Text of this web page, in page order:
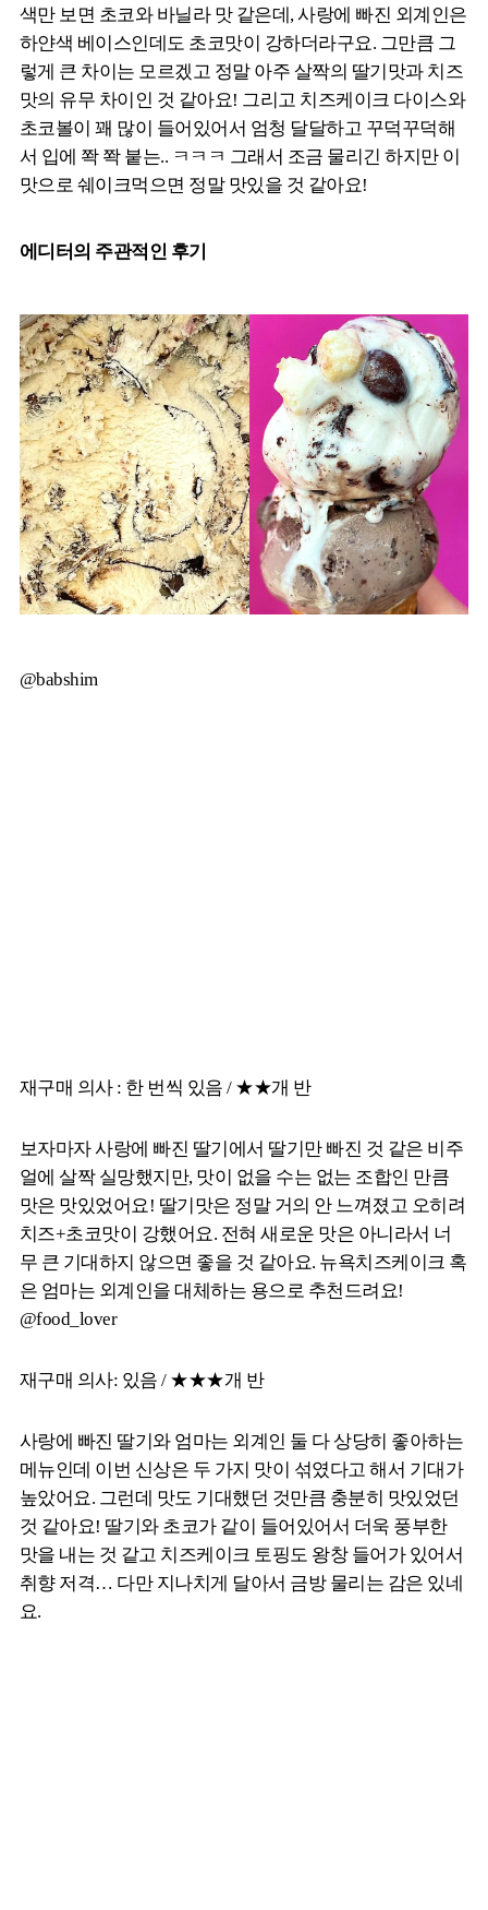
색만 보면 초코와 바닐라 맛 같은데, 사랑에 빠진 외계인은
하얀색 베이스인데도 초코맛이 강하더라구요. 그만큼 그
렇게 큰 차이는 모르겠고 정말 아주 살짝의 딸기맛과 치즈
맛의 유무 차이인 것 같아요! 그리고 치즈케이크 다이스와
초코볼이 꽤 많이 들어있어서 엄청 달달하고 꾸덕꾸덕해
서 입에 쫙 쫙 붙는.. ㅋㅋㅋ 그래서 조금 물리긴 하지만 이
맛으로 쉐이크먹으면 정말 맛있을 것 같아요!
에디터의 주관적인 후기
@babshim
재구매 의사 : 한 번씩 있음 / ★★개 반
보자마자 사랑에 빠진 딸기에서 딸기만 빠진 것 같은 비주
얼에 살짝 실망했지만, 맛이 없을 수는 없는 조합인 만큼
맛은 맛있었어요! 딸기맛은 정말 거의 안 느껴졌고 오히려
치즈+초코맛이 강했어요. 전혀 새로운 맛은 아니라서 너
무 큰 기대하지 않으면 좋을 것 같아요. 뉴욕치즈케이크 혹
은 엄마는 외계인을 대체하는 용으로 추천드려요!
@food_lover
재구매 의사: 있음 / ★★★개 반
사랑에 빠진 딸기와 엄마는 외계인 둘 다 상당히 좋아하는
메뉴인데 이번 신상은 두 가지 맛이 섞였다고 해서 기대가
높았어요. 그런데 맛도 기대했던 것만큼 충분히 맛있었던
것 같아요! 딸기와 초코가 같이 들어있어서 더욱 풍부한
맛을 내는 것 같고 치즈케이크 토핑도 왕창 들어가 있어서
취향 저격… 다만 지나치게 달아서 금방 물리는 감은 있네
요.